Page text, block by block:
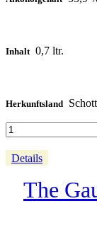
Inhalt 0,7 ltr.
Herkunftsland
Details
The